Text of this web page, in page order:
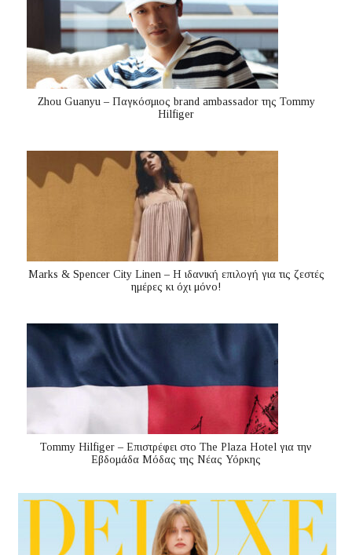
Zhou Guanyu – Παγκόσμιος brand ambassador της Tommy
Hilfiger
Marks & Spencer City Linen – Η ιδανική επιλογή για τις ζεστές
ημέρες κι όχι μόνο!
Tommy Hilfiger – Επιστρέφει στο The Plaza Hotel για την
Εβδομάδα Μόδας της Νέας Υόρκης